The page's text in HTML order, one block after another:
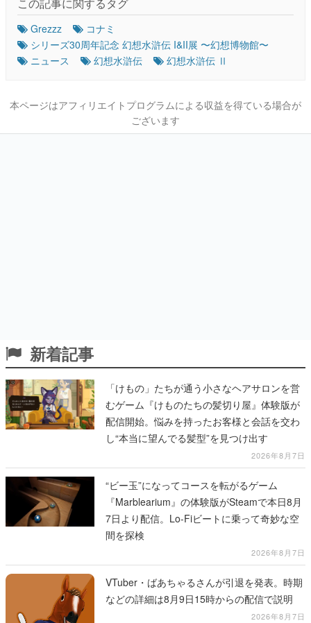
Grezzz
コナミ
シリーズ30周年記念 幻想水滸伝 I&II展 〜幻想博物館〜
ニュース
幻想水滸伝 幻想水滸伝 Ⅱ
本ページはアフィリエイトプログラムによる収益を得ている場合が
ございます
新着記事
「けもの」たちが通う小さなヘアサロンを営
むゲーム『けものたちの髪切り屋』体験版が
配信開始。悩みを持ったお客様と会話を交わ
し“本当に望んでる髪型”を見つけ出す
2026年8月7日
“ビー玉”になってコースを転がるゲーム
『Marblearium』の体験版がSteamで本日8月
7日より配信。Lo-Fiビートに乗って奇妙な空
間を探検
2026年8月7日
VTuber・ばあちゃるさんが引退を発表。時期
などの詳細は8月9日15時からの配信で説明
2026年8月7日